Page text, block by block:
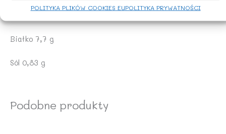
POLITYKA PLIKÓW COOKIES EUPOLITYKA PRYWATNOŚCI
Białko 7,7 g
Sól 0,83 g
Podobne produkty